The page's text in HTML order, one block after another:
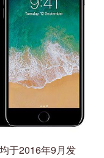
于2016年9月发